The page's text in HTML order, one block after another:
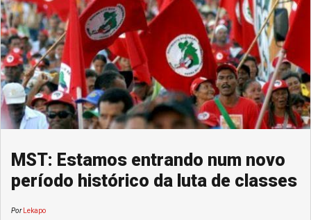
MST: Estamos entrando num novo
período histórico da luta de classes
PorLekapo